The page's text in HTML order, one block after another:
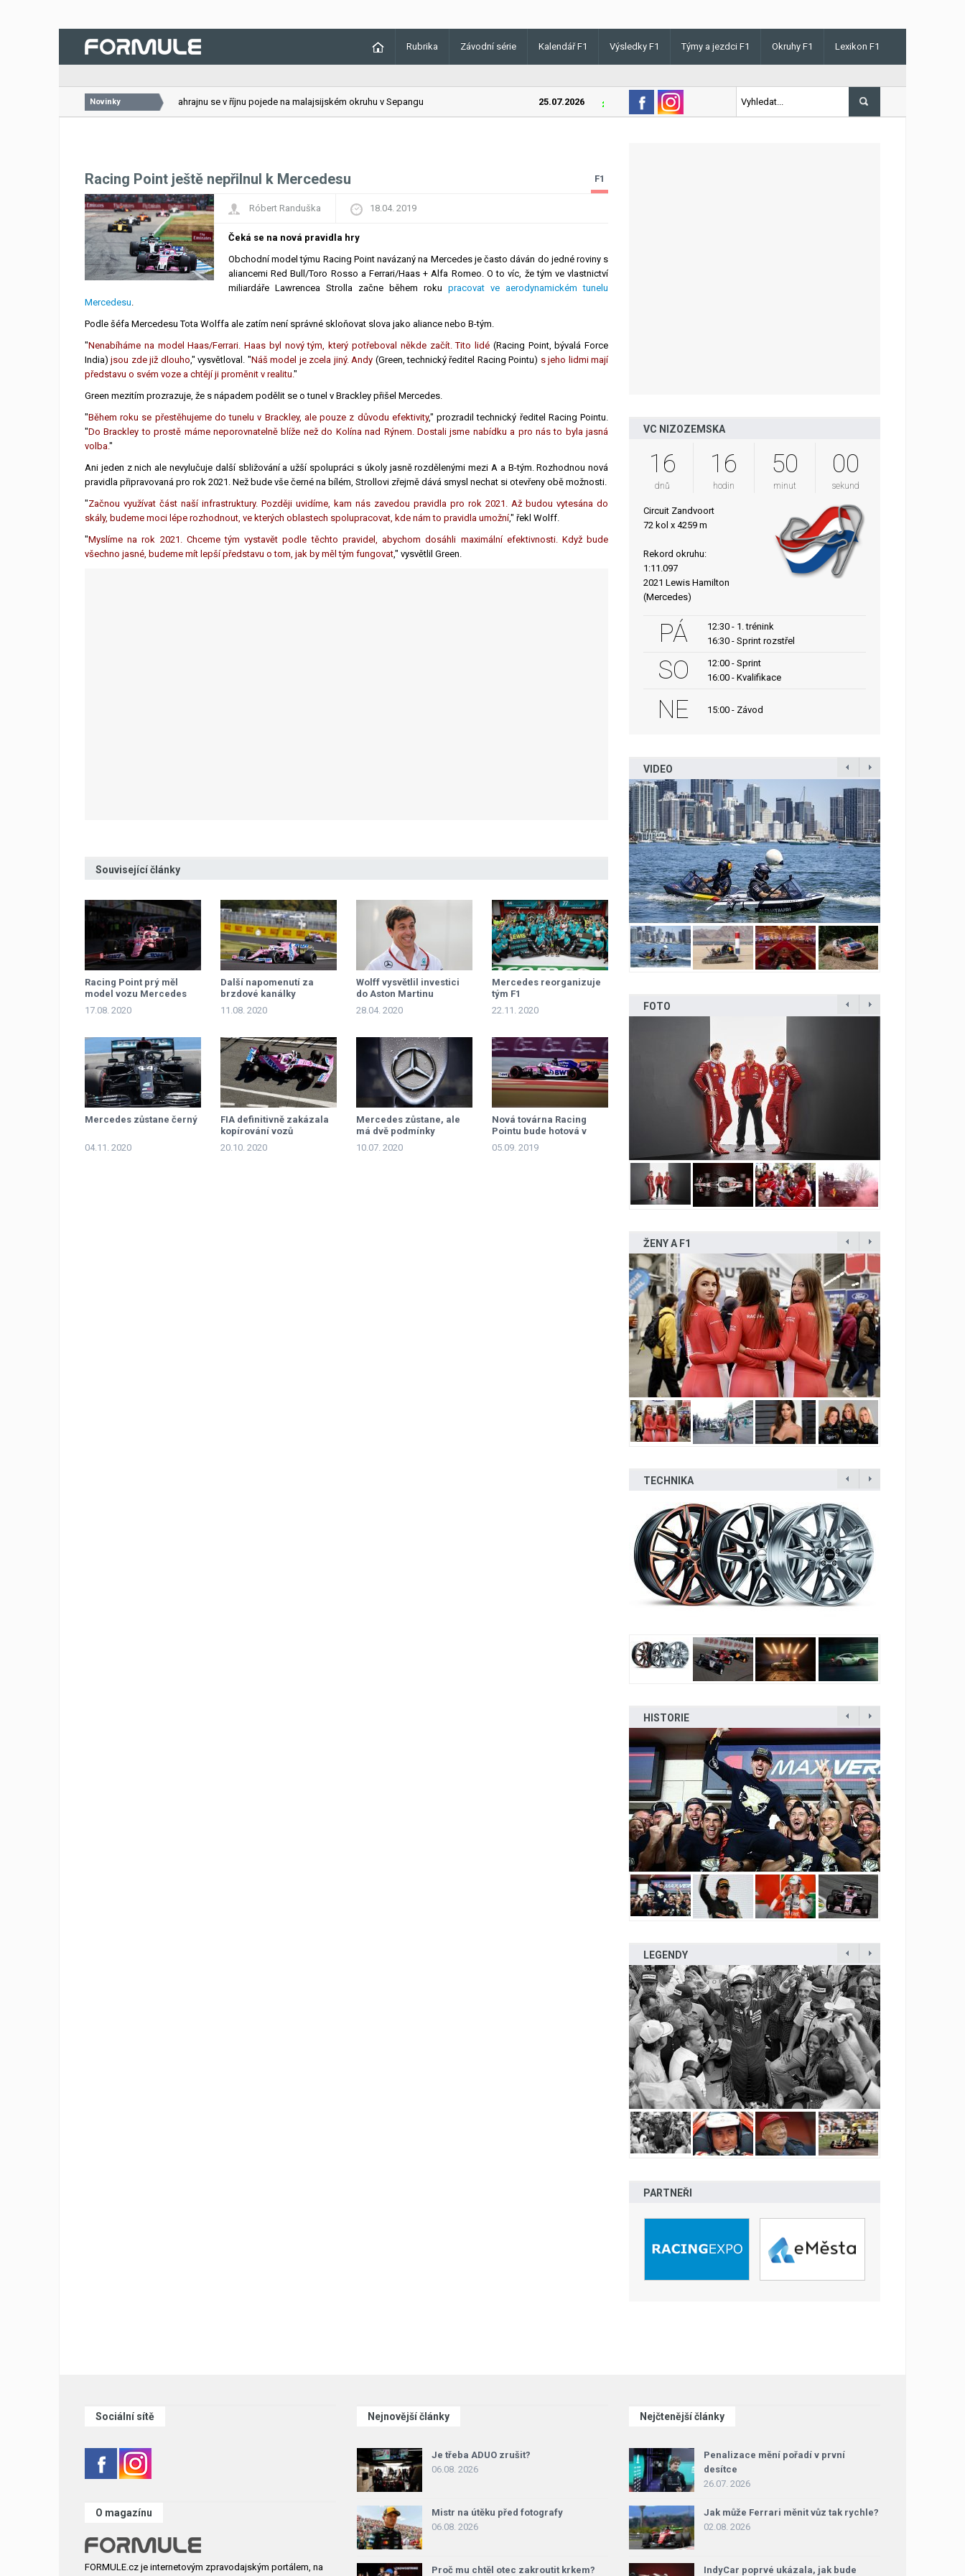
Rubrika Závodní série Kalendář F1 Výsledky F1 Týmy a jezdci F1 Okruhy F1 Lexikon F1
Novinky
26.07.2026 VC Bahrajnu se v říjnu pojede na malajsijském okruhu v Sepangu 25.07.2026 Lando Norris v Maďarsku letos poprvé vyhrál kvalifikaci
Racing Point ještě nepřilnul k Mercedesu F1
Róbert Randuška 18.04. 2019
Čeká se na nová pravidla hry
Obchodní model týmu Racing Point navázaný na Mercedes je často dáván do jedné roviny s
aliancemi Red Bull/Toro Rosso a Ferrari/Haas + Alfa Romeo. O to víc, že ​​tým ve vlastnictví
miliardáře Lawrencea Strolla začne během rokupracovat ve aerodynamickém tunelu
Mercedesu.
Podle šéfa Mercedesu Tota Wolffa ale zatím není správné skloňovat slova jako aliance nebo B-tým.
"Nenabíháme na model Haas/Ferrari. Haas byl nový tým, který potřeboval někde začít. Tito lidé (Racing Point, bývalá Force
India)jsou zde již dlouho," vysvětloval. "Náš model je zcela jiný. Andy (Green, technický ředitel Racing Pointu) s jeho lidmi mají
představu o svém voze a chtějí ji proměnit v realitu."
Green mezitím prozrazuje, že s nápadem podělit se o tunel v Brackley přišel Mercedes.
"Během roku se přestěhujeme do tunelu v Brackley, ale pouze z důvodu efektivity," prozradil technický ředitel Racing Pointu.
"Do Brackley to prostě máme neporovnatelně blíže než do Kolína nad Rýnem. Dostali jsme nabídku a pro nás to byla jasná
volba."
Ani jeden z nich ale nevylučuje další sbližování a užší spolupráci s úkoly jasně rozdělenými mezi A a B-tým. Rozhodnou nová
pravidla připravovaná pro rok 2021. Než bude vše černé na bílém, Strollovi zřejmě dává smysl nechat si otevřeny obě možnosti.
"Začnou využívat část naší infrastruktury. Později uvidíme, kam nás zavedou pravidla pro rok 2021. Až budou vytesána do
skály, budeme moci lépe rozhodnout, ve kterých oblastech spolupracovat, kde nám to pravidla umožní," řekl Wolff.
"Myslíme na rok 2021. Chceme tým vystavět podle těchto pravidel, abychom dosáhli maximální efektivnosti. Když bude
všechno jasné, budeme mít lepší představu o tom, jak by měl tým fungovat," vysvětlil Green.
Související články
Racing Point prý měl
model vozu Mercedes
17.08. 2020
Další napomenutí za
brzdové kanálky
11.08. 2020
Wolff vysvětlil investici
do Aston Martinu
28.04. 2020
Mercedes reorganizuje
tým F1
22.11. 2020
Mercedes zůstane černý
04.11. 2020
FIA definitivně zakázala
kopírování vozů
20.10. 2020
Mercedes zůstane, ale
má dvě podmínky
10.07. 2020
Nová továrna Racing
Pointu bude hotová v
roce 2021
05.09. 2019
VC NIZOZEMSKA
16
dnů
16
hodin
49
minut
59
sekund
Circuit Zandvoort
72 kol x 4259 m
Rekord okruhu:
1:11.097
2021 Lewis Hamilton
(Mercedes)
PÁ
12:30 - 1. trénink
16:30 - Sprint rozstřel
SO
12:00 - Sprint
16:00 - Kvalifikace
NE 15:00 - Závod
VIDEO
FOTO
ŽENY A F1
TECHNIKA
HISTORIE
LEGENDY
PARTNEŘI
Sociální sítě
O magazínu
FORMULE.cz je internetovým zpravodajským portálem, na
Nejnovější články
Je třeba ADUO zrušit?
06.08. 2026
Mistr na útěku před fotografy
06.08. 2026
Proč mu chtěl otec zakroutit krkem?
Nejčtenější články
Penalizace mění pořadí v první
desítce
26.07. 2026
Jak může Ferrari měnit vůz tak rychle?
02.08. 2026
IndyCar poprvé ukázala, jak bude